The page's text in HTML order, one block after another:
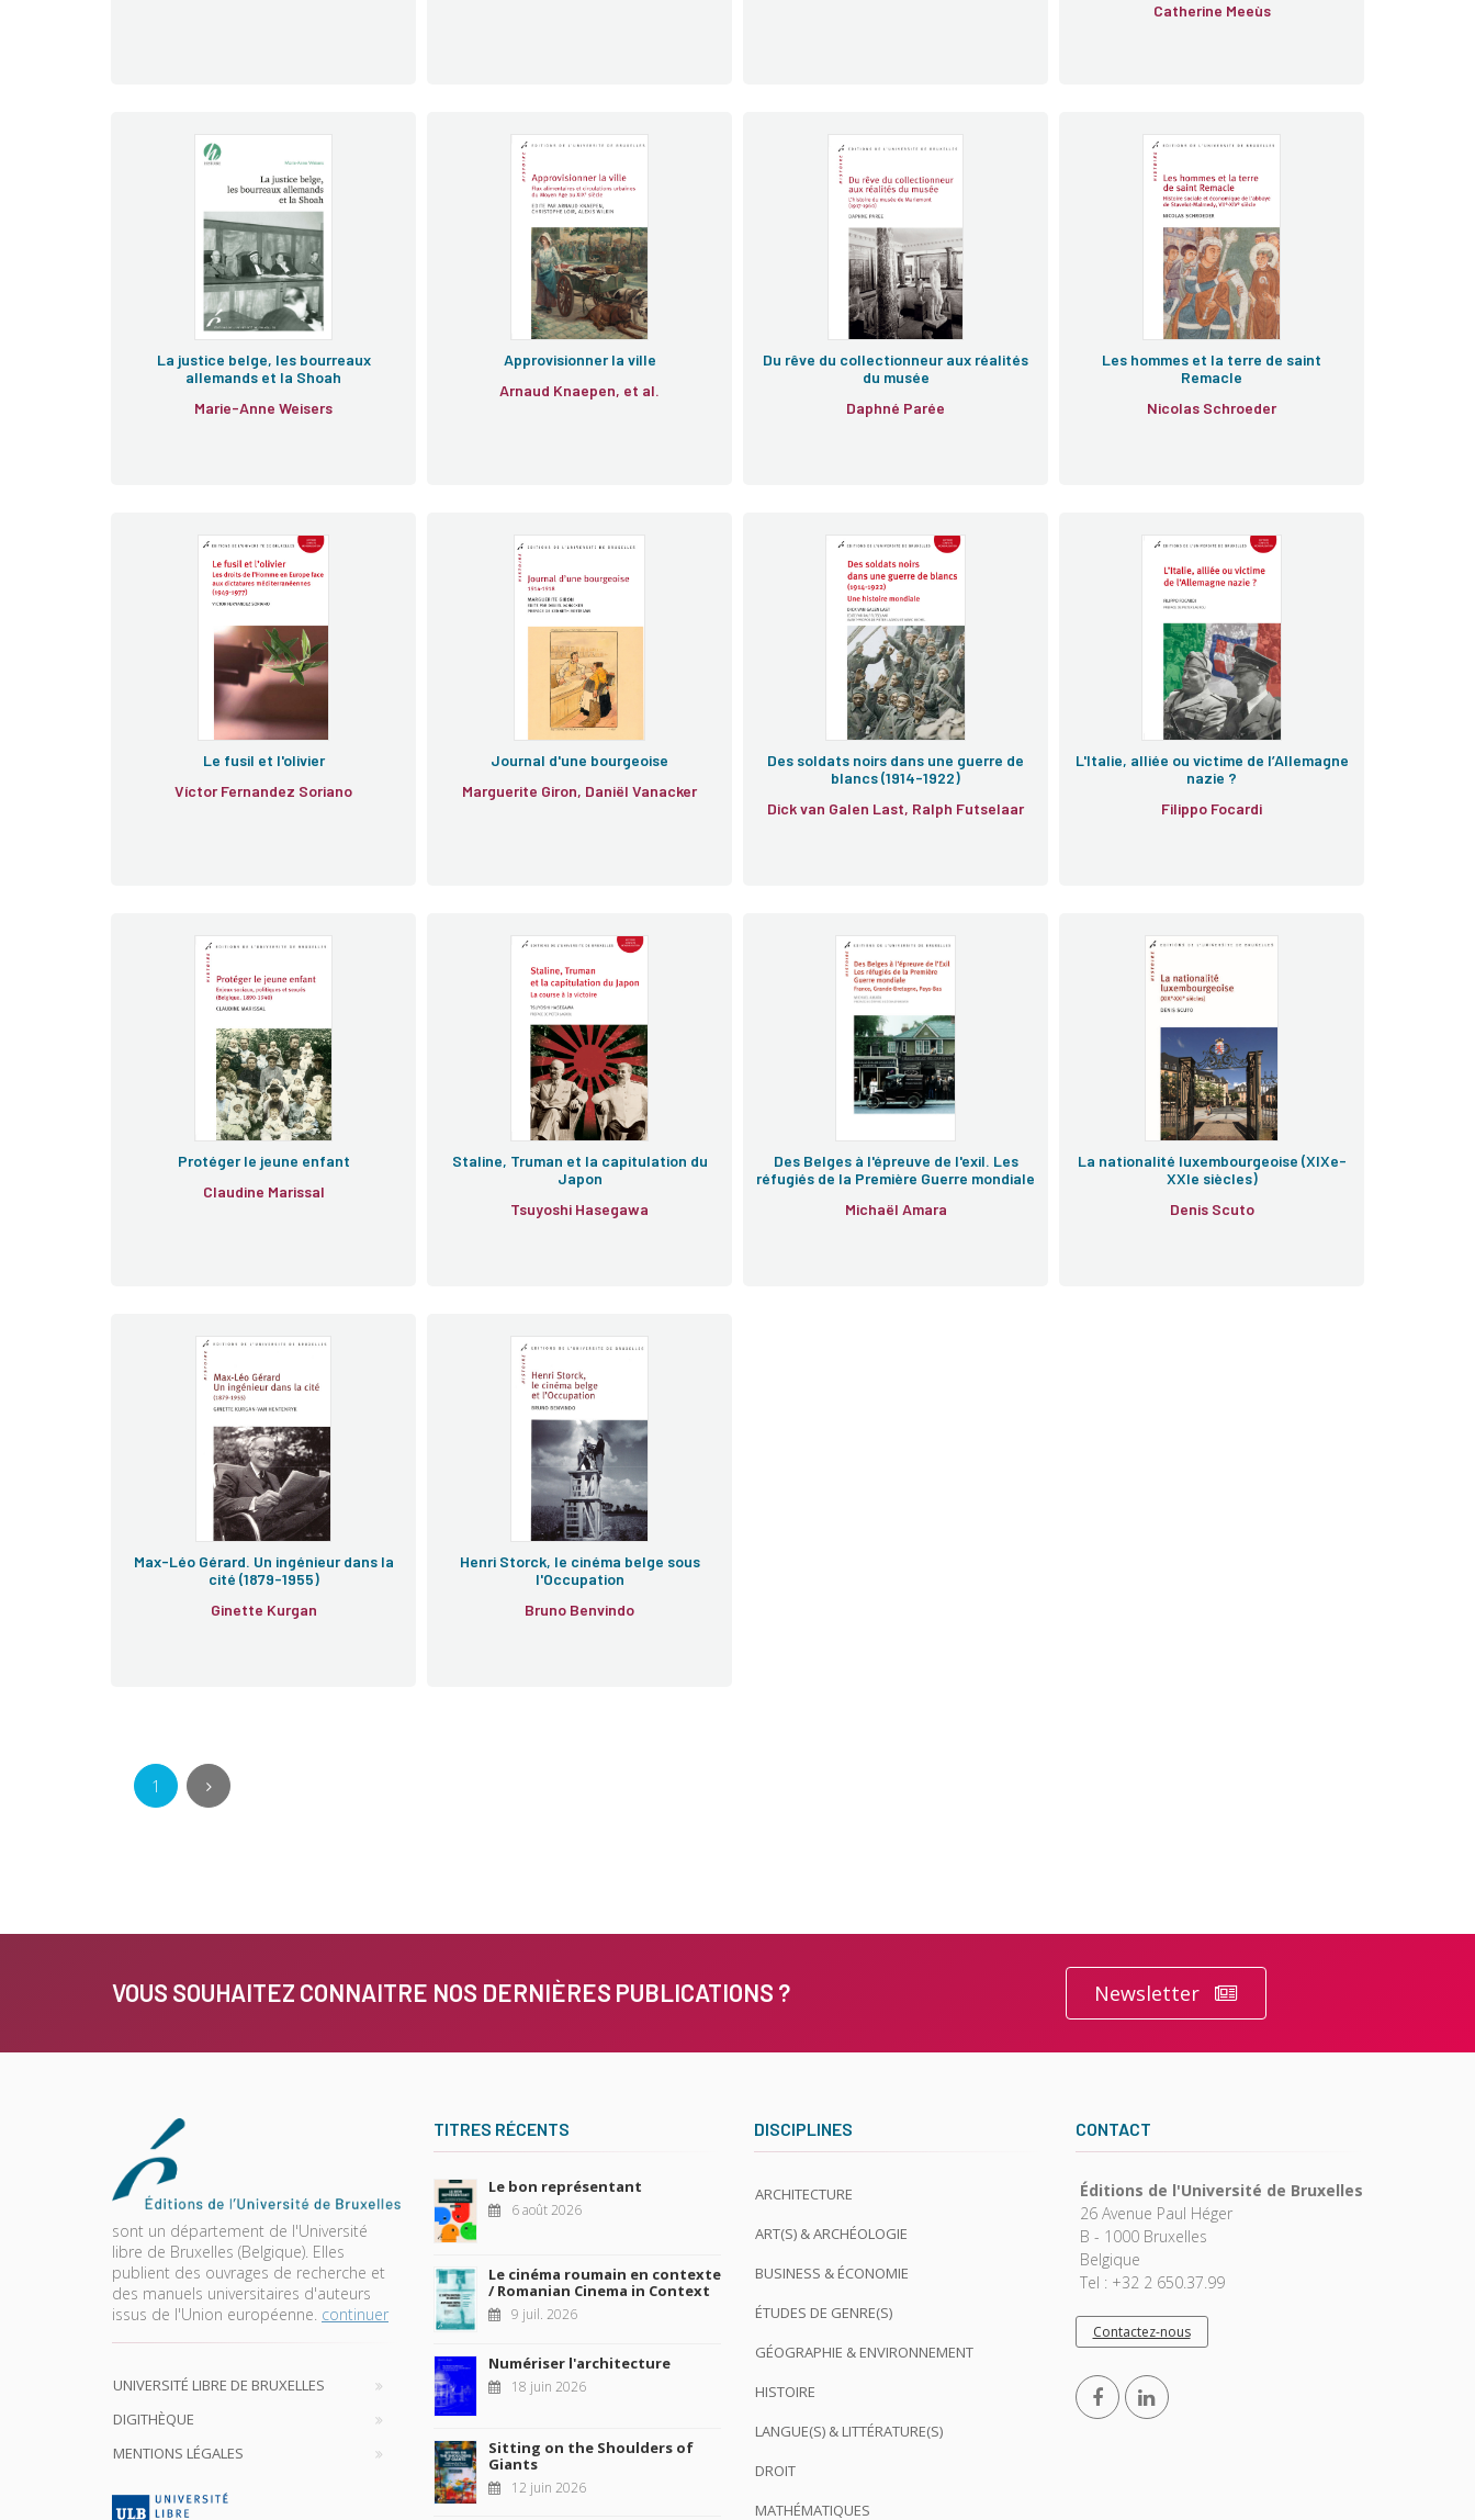
Catherine Meeùs
La justice belge, les bourreaux
allemands et la Shoah
Marie-Anne Weisers
Approvisionner la ville
Arnaud Knaepen, et al.
Du rêve du collectionneur aux réalités
du musée
Daphné Parée
e e
Les hommes et la terre de saint
Remacle
Nicolas Schroeder
e
Le fusil et l'olivier
Víctor Fernandez Soriano
Journal d'une bourgeoise
Marguerite Giron, Daniël Vanacker
Journal d'une bourgeoise
Des soldats noirs dans une guerre de
blancs (1914-1922)
Dick van Galen Last, Ralph Futselaar
L'Italie, alliée ou victime de l’Allemagne
nazie ?
Filippo Focardi
Protéger le jeune enfant
Claudine Marissal
e
Staline, Truman et la capitulation du
Japon
Tsuyoshi Hasegawa
Des Belges à l'épreuve de l'exil. Les
réfugiés de la Première Guerre mondiale
Michaël Amara
La nationalité luxembourgeoise (XIXe-
XXIe siècles)
Denis Scuto
Max-Léo Gérard. Un ingénieur dans la
cité (1879-1955)
Ginette Kurgan
Henri Storck, le cinéma belge sous
l'Occupation
Bruno Benvindo
1
VOUS SOUHAITEZ CONNAITRE NOS DERNIÈRES PUBLICATIONS ? Newsletter
sont un département de l'Université
libre de Bruxelles (Belgique). Elles
publient des ouvrages de recherche et
des manuels universitaires d'auteurs
issus de l'Union européenne. continuer
UNIVERSITÉ LIBRE DE BRUXELLES
DIGITHÈQUE
MENTIONS LÉGALES
TITRES RÉCENTS
Le bon représentant
6 août 2026
Le cinéma roumain en contexte
/ Romanian Cinema in Context
9 juil. 2026
Numériser l'architecture
18 juin 2026
Sitting on the Shoulders of
Giants
12 juin 2026
DISCIPLINES
ARCHITECTURE
ART(S) & ARCHÉOLOGIE
BUSINESS & ÉCONOMIE
ÉTUDES DE GENRE(S)
GÉOGRAPHIE & ENVIRONNEMENT
HISTOIRE
LANGUE(S) & LITTÉRATURE(S)
DROIT
MATHÉMATIQUES
CONTACT
Éditions de l'Université de Bruxelles
26 Avenue Paul Héger
B - 1000 Bruxelles
Belgique
Tel : +32 2 650.37.99
Contactez-nous